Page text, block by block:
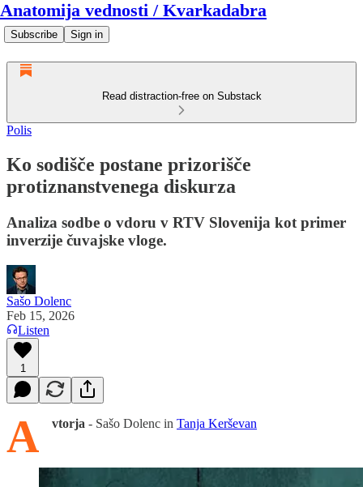
Anatomija vednosti / Kvarkadabra
Subscribe Sign in
Read distraction-free on Substack
Polis
Ko sodišče postane prizorišče
protiznanstvenega diskurza
Analiza sodbe o vdoru v RTV Slovenija kot primer
inverzije čuvajske vloge.
Sašo Dolenc
Feb 15, 2026
Listen
1
A vtorja - Sašo Dolenc in Tanja Kerševan